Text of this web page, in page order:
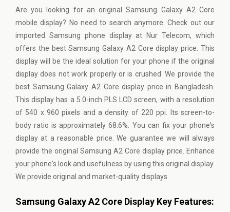
Are you looking for an originalSamsung Galaxy A2 Core
mobile display? No need to search anymore. Check out our
imported Samsung phone display at Nur Telecom, which
offers the best Samsung Galaxy A2 Core display price. This
display will be the ideal solution for your phone if the original
display does not work properly or is crushed. We provide the
best Samsung Galaxy A2 Core display price in Bangladesh.
This display has a 5.0-inch PLS LCD screen, with a resolution
of 540 x 960 pixels and a density of 220 ppi. Its screen-to-
body ratio is approximately 68.6%. You can fix your phone's
display at a reasonable price. We guarantee we will always
provide the original Samsung A2 Core display price. Enhance
your phone's look and usefulness by using this original display.
We provide original and market-quality displays.
Samsung Galaxy A2 Core Display Key Features: